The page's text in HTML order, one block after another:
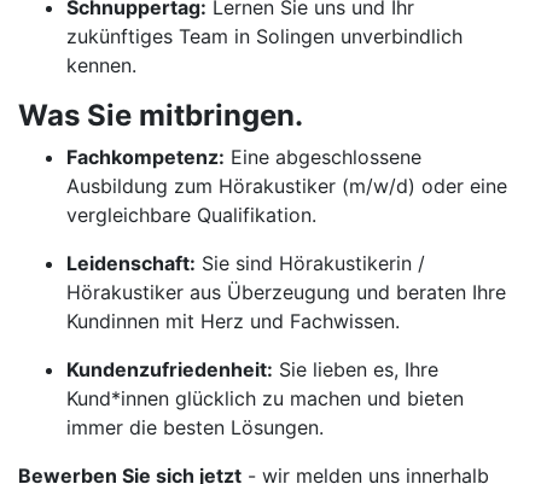
Schnuppertag: Lernen Sie uns und Ihr
zukünftiges Team in Solingen unverbindlich
kennen.
Was Sie mitbringen.
Fachkompetenz: Eine abgeschlossene
Ausbildung zum Hörakustiker (m/w/d) oder eine
vergleichbare Qualifikation.
Leidenschaft: Sie sind Hörakustikerin /
Hörakustiker aus Überzeugung und beraten Ihre
Kundinnen mit Herz und Fachwissen.
Kundenzufriedenheit: Sie lieben es, Ihre
Kund*innen glücklich zu machen und bieten
immer die besten Lösungen.
Bewerben Sie sich jetzt - wir melden uns innerhalb